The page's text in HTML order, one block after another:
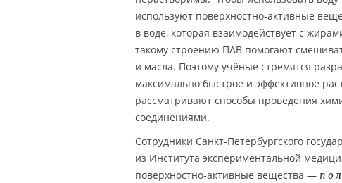
используют поверхностно-активные
в воде, которая взаимодействует с
такому строению ПАВ помогают
и масла. Поэтому учёные стремятся
максимально быстрое и эффективное
рассматривают способы проведения
соединениями.
Сотрудники Санкт-Петербургского
из Института экспериментальной
поверхностно-активные вещества —